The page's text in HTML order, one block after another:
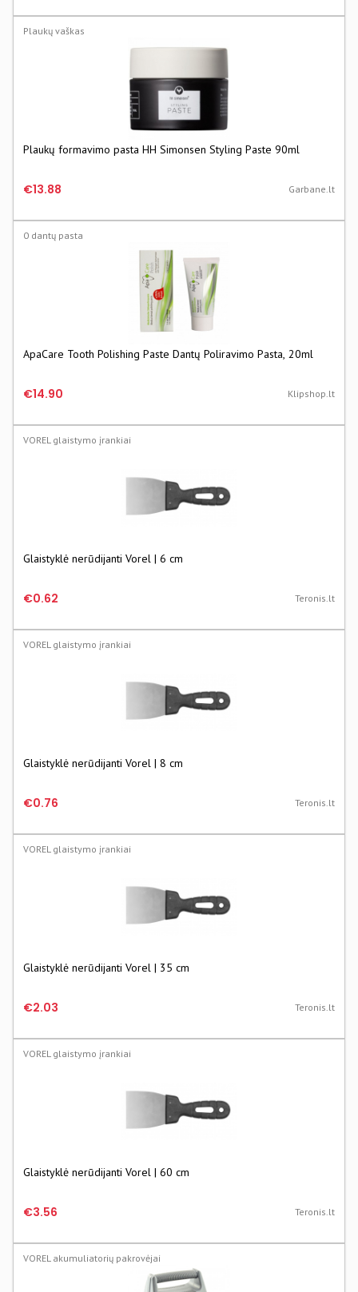
Plaukų vaškas
Plaukų formavimo pasta HH Simonsen Styling Paste 90ml
€13.88 Garbane.lt
0 dantų pasta
ApaCare Tooth Polishing Paste Dantų Poliravimo Pasta, 20ml
€14.90 Klipshop.lt
VOREL glaistymo įrankiai
Glaistyklė nerūdijanti Vorel | 6 cm
€0.62 Teronis.lt
VOREL glaistymo įrankiai
Glaistyklė nerūdijanti Vorel | 8 cm
€0.76 Teronis.lt
VOREL glaistymo įrankiai
Glaistyklė nerūdijanti Vorel | 35 cm
€2.03 Teronis.lt
VOREL glaistymo įrankiai
Glaistyklė nerūdijanti Vorel | 60 cm
€3.56 Teronis.lt
VOREL akumuliatorių pakrovėjai